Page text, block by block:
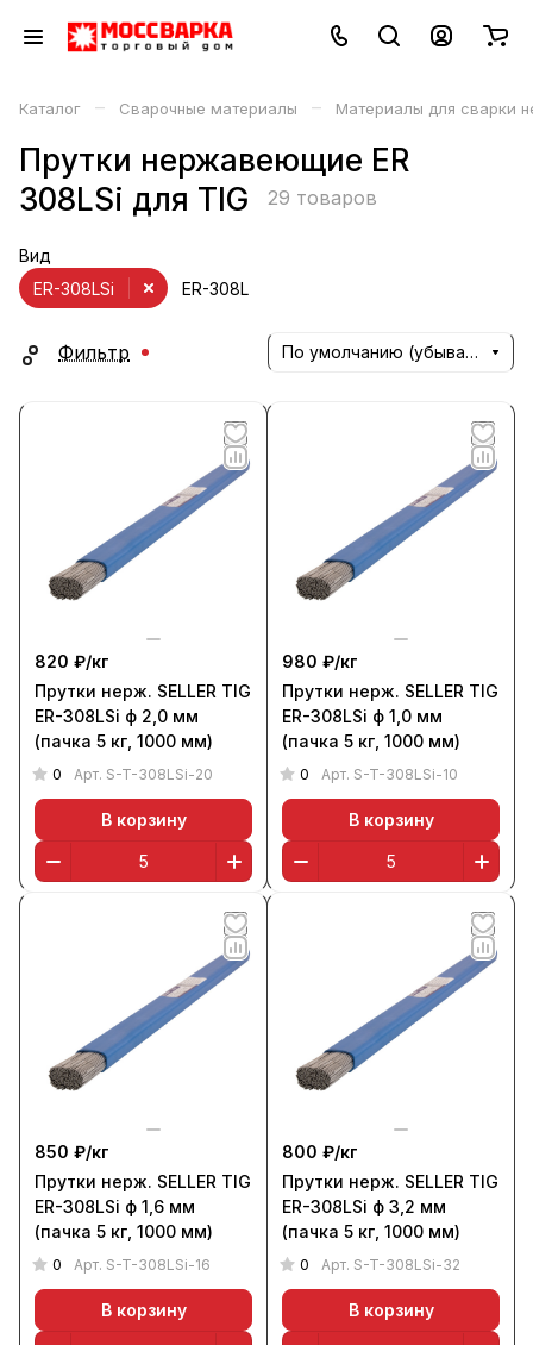
Каталог – Сварочные материалы – Материалы для сварки
Прутки нержавеющие ER
308LSi для TIG
29 товаров
Вид
ER-308L
ER-308LSi
Фильтр По умолчанию (убывание)
820 ₽/кг
Прутки нерж. SELLER TIG
ER-308LSi ф 2,0 мм
(пачка 5 кг, 1000 мм)
0 Арт. S-T-308LSi-20
В корзину
980 ₽/кг
Прутки нерж. SELLER TIG
ER-308LSi ф 1,0 мм
(пачка 5 кг, 1000 мм)
0 Арт. S-T-308LSi-10
В корзину
850 ₽/кг
Прутки нерж. SELLER TIG
ER-308LSi ф 1,6 мм
(пачка 5 кг, 1000 мм)
0 Арт. S-T-308LSi-16
В корзину
800 ₽/кг
Прутки нерж. SELLER TIG
ER-308LSi ф 3,2 мм
(пачка 5 кг, 1000 мм)
0 Арт. S-T-308LSi-32
В корзину